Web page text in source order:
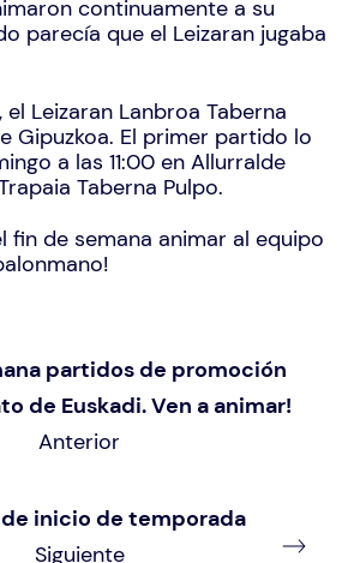
continuamente a su
parecía que el Leizaran jugaba
Leizaran Lanbroa Taberna
Gipuzkoa. El primer partido lo
a las 11:00 en Allurralde
Taberna Pulpo.
fin de semana animar al equipo
partidos de promoción
de Euskadi. Ven a animar!
Anterior
de inicio de temporada
Siguiente